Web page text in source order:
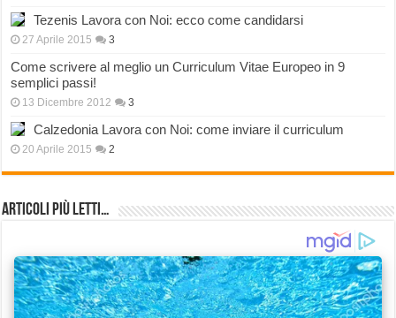
Tezenis Lavora con Noi: ecco come candidarsi
27 Aprile 2015 3
Come scrivere al meglio un Curriculum Vitae Europeo in 9
semplici passi!
13 Dicembre 2012 3
Calzedonia Lavora con Noi: come inviare il curriculum
20 Aprile 2015 2
Articoli più Letti…